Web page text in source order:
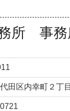
所 事務
田区内幸町２丁